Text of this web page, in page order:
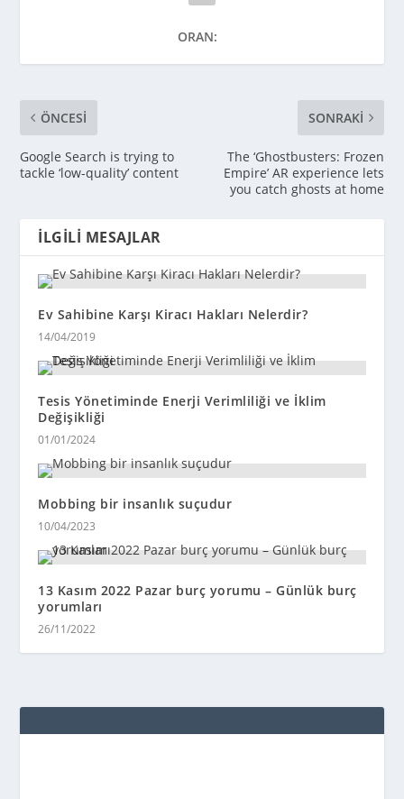
ORAN:
ÖNCESI
Google Search is trying to
tackle ‘low-quality’ content
SONRAKI
The ‘Ghostbusters: Frozen
Empire’ AR experience lets
you catch ghosts at home
İLGILI MESAJLAR
Ev Sahibine Karşı Kiracı Hakları Nelerdir?
14/04/2019
Tesis Yönetiminde Enerji Verimliliği ve İklim
Değişikliği
01/01/2024
Mobbing bir insanlık suçudur
10/04/2023
13 Kasım 2022 Pazar burç yorumu – Günlük burç
yorumları
26/11/2022